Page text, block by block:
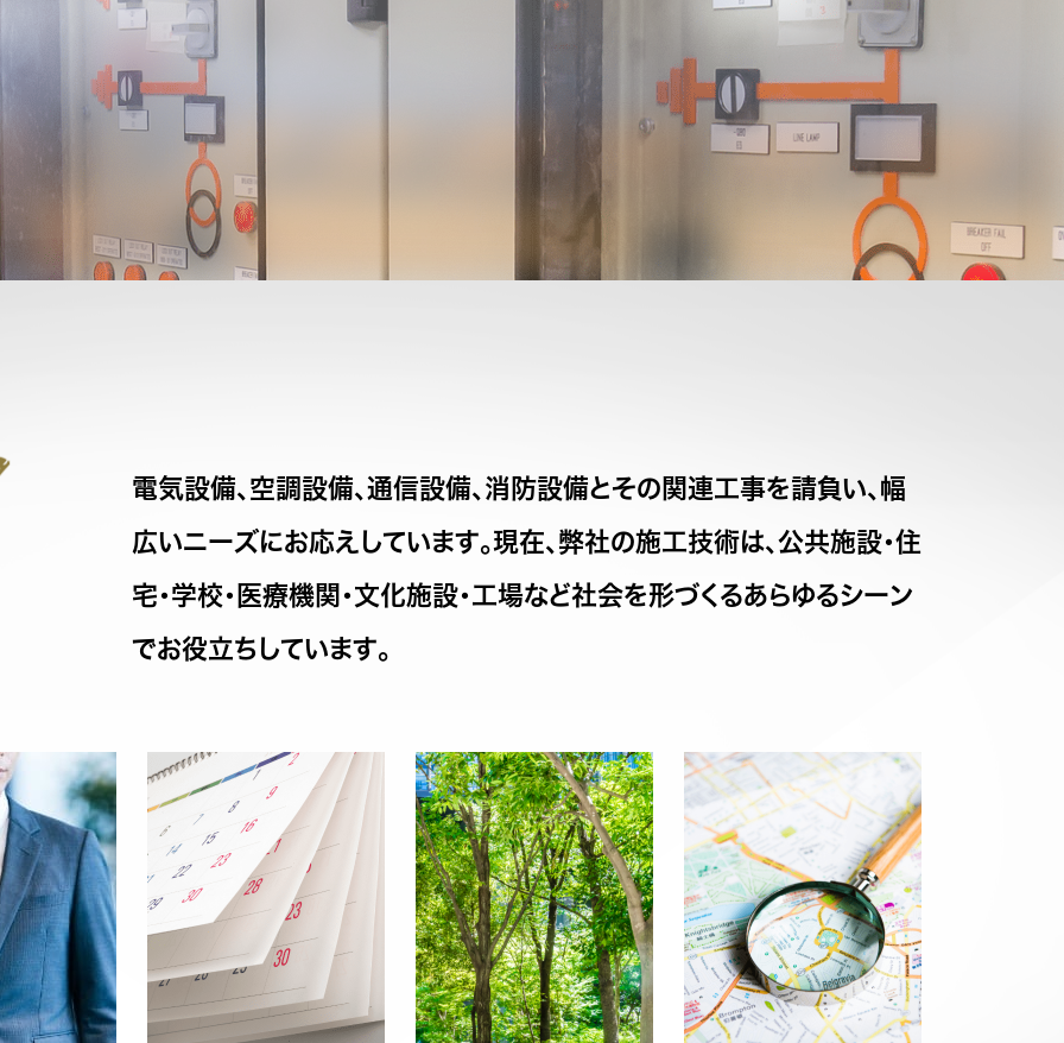
電気設備、空調設備、通信設備、消防設備とその関連工事を請負い、幅
広いニーズにお応えしています。現在、弊社の施工技術は、公共施設・住
宅・学校・医療機関・文化施設・工場など社会を形づくるあらゆるシーン
でお役立ちしています。